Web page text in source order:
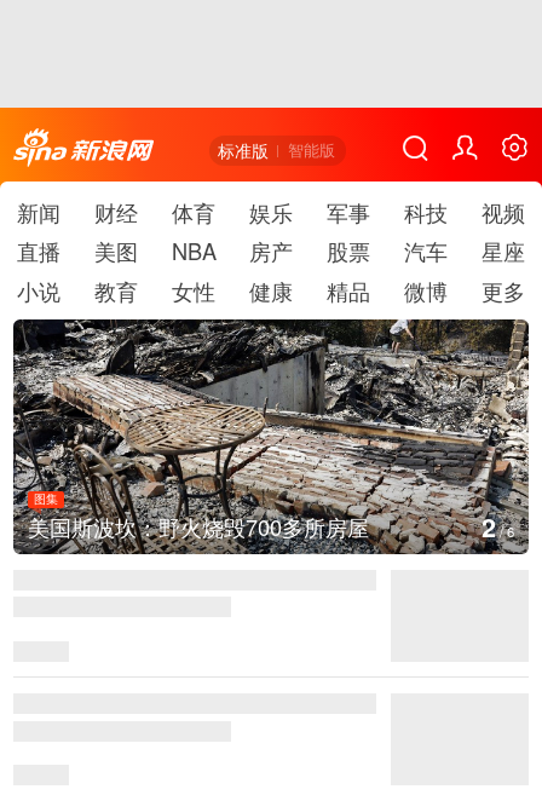
标准版 智能版
新闻 财经 体育 娱乐 军事 科技
视频
直播
美图 NBA 房产 股票 汽车
星座
小说
教育 女性 健康 精品 微博 更多
图集
美国斯波坎：野火烧毁700多所房屋 2/6